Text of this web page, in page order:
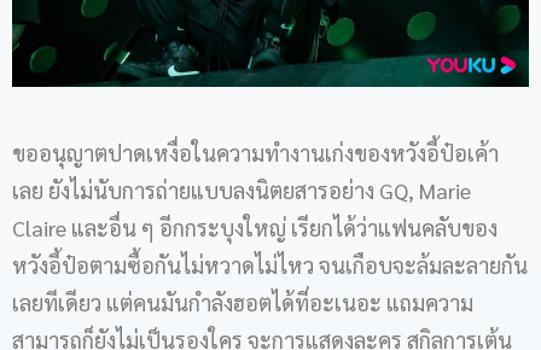
ขออนุญาตปาดเหงื่อในความทำงานเก่งของหวังอี้ป๋อเค้า
เลย ยังไม่นับการถ่ายแบบลงนิตยสารอย่าง GQ, Marie
Claire และอื่น ๆ อีกกระบุงใหญ่ เรียกได้ว่าแฟนคลับของ
หวังอี้ป๋อตามซื้อกันไม่หวาดไม่ไหว จนเกือบจะล้มละลายกัน
เลยทีเดียว แต่คนมันกำลังฮอตได้ที่อะเนอะ แถมความ
สามารถก็ยังไม่เป็นรองใคร จะการแสดงละคร สกิลการเต้น